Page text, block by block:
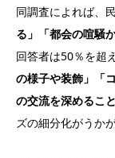
同調査によれば、
る」「都会の喧騒
回答者は50％を超
の様子や装飾」「
の交流を深めるこ
ズの細分化がうか